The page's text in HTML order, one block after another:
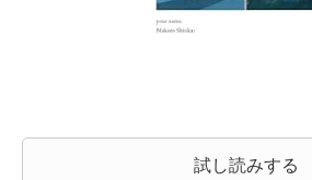
試し読みする